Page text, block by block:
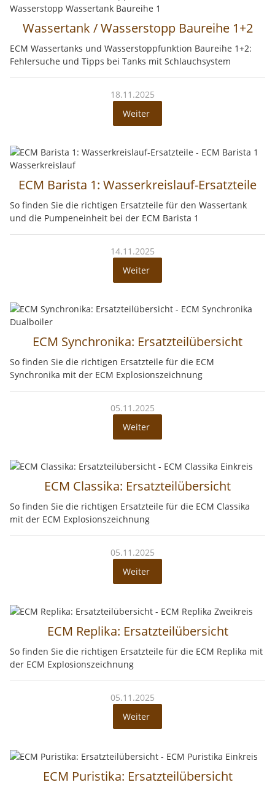
Wassertank / Wasserstopp Baureihe 1+2
ECM Wassertanks und Wasserstoppfunktion Baureihe 1+2:
Fehlersuche und Tipps bei Tanks mit Schlauchsystem
18.11.2025
Weiter
ECM Barista 1: Wasserkreislauf-Ersatzteile
So finden Sie die richtigen Ersatzteile für den Wassertank
und die Pumpeneinheit bei der ECM Barista 1
14.11.2025
Weiter
ECM Synchronika: Ersatzteilübersicht
So finden Sie die richtigen Ersatzteile für die ECM
Synchronika mit der ECM Explosionszeichnung
05.11.2025
Weiter
ECM Classika: Ersatzteilübersicht
So finden Sie die richtigen Ersatzteile für die ECM Classika
mit der ECM Explosionszeichnung
05.11.2025
Weiter
ECM Replika: Ersatzteilübersicht
So finden Sie die richtigen Ersatzteile für die ECM Replika mit
der ECM Explosionszeichnung
05.11.2025
Weiter
ECM Puristika: Ersatzteilübersicht